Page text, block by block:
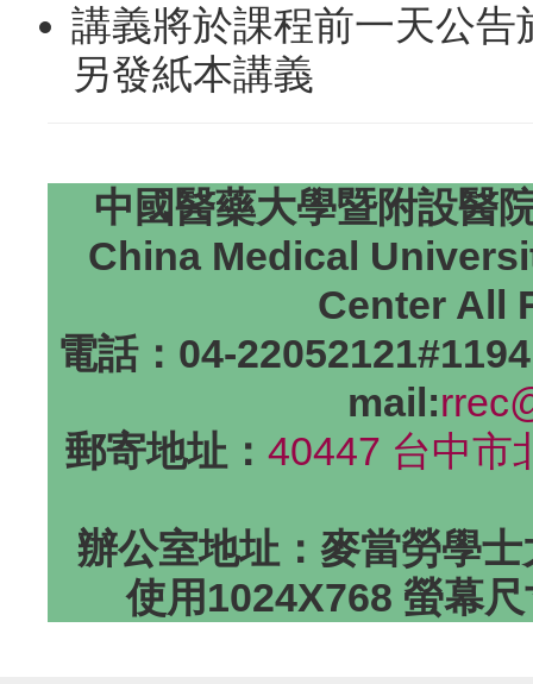
講義將於課程前一天公
另發紙本講義
中國醫藥大學暨附設醫
China Medical
Center All
電話：04-
mail:
郵寄地址：40447 台中市
辦公室地址：麥當勞學
使用1024X768 螢幕